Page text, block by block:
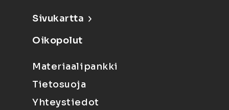
Sivukartta
Oikopolut
Materiaalipankki
Tietosuoja
Yhteystiedot